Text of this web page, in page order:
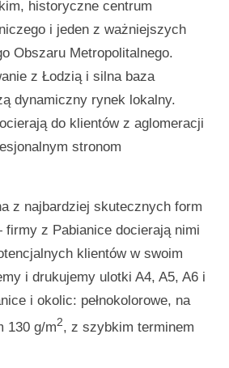
historyczne centrum
i jeden z ważniejszych
Obszaru Metropolitalnego.
z Łodzią i silna baza
dynamiczny rynek lokalny.
do klientów z aglomeracji
stronom
z najbardziej skutecznych form
z Pabianice docierają nimi
klientów w swoim
i drukujemy ulotki A4, A5, A6 i
i okolic: pełnokolorowe, na
130 g/m2, z szybkim terminem